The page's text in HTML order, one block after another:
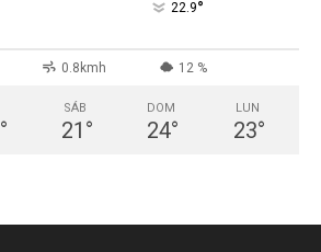
22.9°
0.8kmh 12 %
°
SÁB
21 °
DOM
24°
LUN
23°